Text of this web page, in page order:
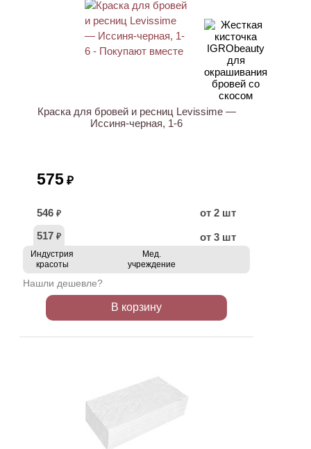
Краска для бровей и ресниц Levissime —
Иссиня-черная, 1-6
575 ₽
546 ₽
от 2 шт
517 ₽ от 3 шт
Индустрия
красоты
Мед.
учреждение
Нашли дешевле?
В корзину